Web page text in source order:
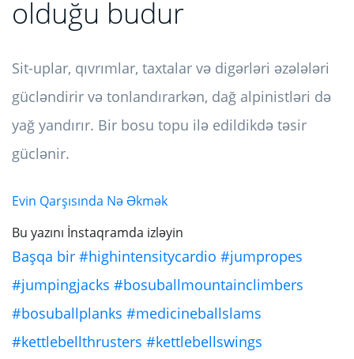
olduğu budur
Sit-uplar, qıvrımlar, taxtalar və digərləri əzələləri
gücləndirir və tonlandırarkən, dağ alpinistləri də
yağ yandırır. Bir bosu topu ilə edildikdə təsir
güclənir.
Evin Qarşısında Nə Əkmək
Bu yazını İnstaqramda izləyin
Başqa bir #highintensitycardio #jumpropes
#jumpingjacks #bosuballmountainclimbers
#bosuballplanks #medicineballslams
#kettlebellthrusters #kettlebellswings